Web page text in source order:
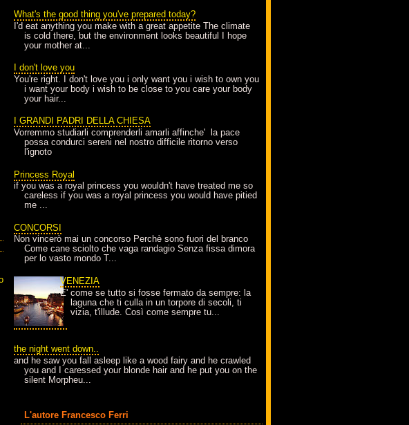
What's the good thing you've prepared today?
I'd eat anything you make with a great appetite The climate
is cold there, but the environment looks beautiful I hope
your mother at...
I don't love you
You're right. I don't love you i only want you i wish to own you
i want your body i wish to be close to you care your body
your hair...
I GRANDI PADRI DELLA CHIESA
Vorremmo studiarli comprenderli amarli affinche' la pace
possa condurci sereni nel nostro difficile ritorno verso
l'ignoto
Princess Royal
if you was a royal princess you wouldn't have treated me so
careless if you was a royal princess you would have pitied
me ...
CONCORSI
Non vincerò mai un concorso Perchè sono fuori del branco
Come cane sciolto che vaga randagio Senza fissa dimora
per lo vasto mondo T...
VENEZIA
E' come se tutto si fosse fermato da sempre: la
laguna che ti culla in un torpore di secoli, ti
vizia, t'illude. Così come sempre tu...
the night went down..
and he saw you fall asleep like a wood fairy and he crawled
you and I caressed your blonde hair and he put you on the
silent Morpheu...
L'autore Francesco Ferri